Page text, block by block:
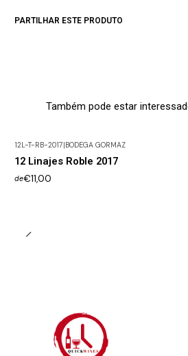
PARTILHAR ESTE PRODUTO
Também pode estar
12L-T-RB-2017|BODEGA GORMAZ
12 Linajes Roble 2017
de€11,00